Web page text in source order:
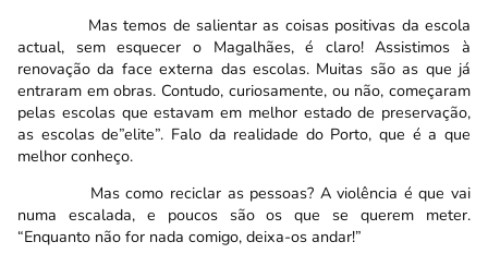
Mas temos de salientar as coisas positivas da escola
actual, sem esquecer o Magalhães, é claro! Assistimos à
renovação da face externa das escolas. Muitas são as que já
entraram em obras. Contudo, curiosamente, ou não, começaram
pelas escolas que estavam em melhor estado de preservação,
as escolas de”elite”. Falo da realidade do Porto, que é a que
melhor conheço.
Mas como reciclar as pessoas? A violência é que vai
numa escalada, e poucos são os que se querem meter.
“Enquanto não for nada comigo, deixa-os andar!”